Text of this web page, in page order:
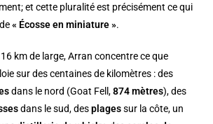
et cette pluralité est précisément ce qui
« Écosse en miniature ».
km de large, Arran concentre ce que
sur des centaines de kilomètres : des
dans le nord (Goat Fell,874 mètres), des
dans le sud, desplagessur la côte, un